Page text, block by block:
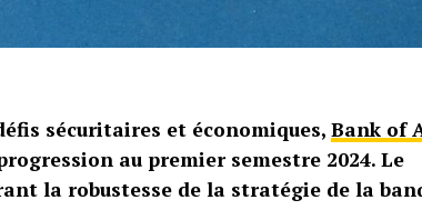
sécuritaires et économiques, Bank of
au premier semestre 2024. Le
la robustesse de la stratégie de la